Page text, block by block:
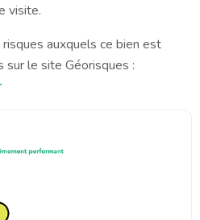
visite.
auxquels ce bien est
le site Géorisques :